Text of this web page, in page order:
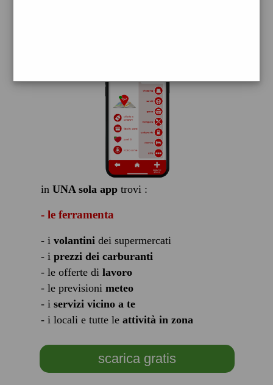
in UNA sola apptrovi :
- le ferramenta
- i volantinidei supermercati
- i prezzi dei carburanti
- le offerte di lavoro
- le previsioni meteo
- i servizi vicino a te
- i locali e tutte le attività in zona
scarica gratis